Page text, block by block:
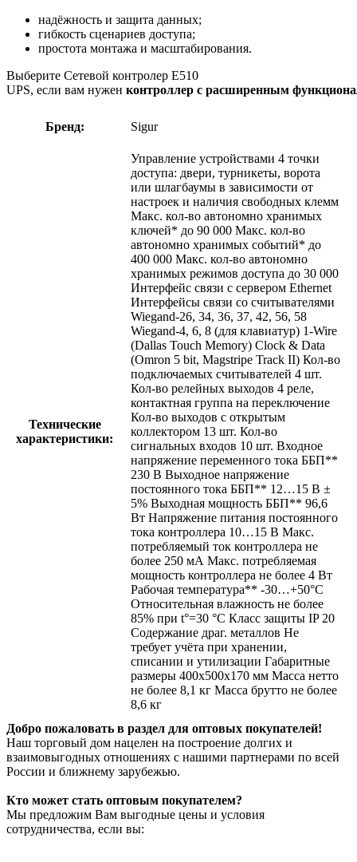
надёжность и защита данных;
гибкость сценариев доступа;
простота монтажа и масштабирования.
Выберите Сетевой контролер E510
UPS, если вам нужен контроллер с расширенным
Бренд: Sigur
Технические
характеристики:
Управление устройствами 4 точки
доступа: двери, турникеты, ворота
или шлагбаумы в зависимости от
настроек и наличия свободных клемм
Макс. кол-во автономно хранимых
ключей* до 90 000 Макс. кол-во
автономно хранимых событий* до
400 000 Макс. кол-во автономно
хранимых режимов доступа до 30 000
Интерфейс связи с сервером Ethernet
Интерфейсы связи со считывателями
Wiegand-26, 34, 36, 37, 42, 56, 58
Wiegand-4, 6, 8 (для клавиатур) 1-Wire
(Dallas Touch Memory) Clock & Data
(Omron 5 bit, Magstripe Track II) Кол-во
подключаемых считывателей 4 шт.
Кол-во релейных выходов 4 реле,
контактная группа на переключение
Кол-во выходов с открытым
коллектором 13 шт. Кол-во
сигнальных входов 10 шт. Входное
напряжение переменного тока ББП**
230 В Выходное напряжение
постоянного тока ББП** 12…15 В ±
5% Выходная мощность ББП** 96,6
Вт Напряжение питания постоянного
тока контроллера 10…15 В Макс.
потребляемый ток контроллера не
более 250 мА Макс. потребляемая
мощность контроллера не более 4 Вт
Рабочая температура** -30…+50°С
Относительная влажность не более
85% при t°=30 °C Класс защиты IP 20
Содержание драг. металлов Не
требует учёта при хранении,
списании и утилизации Габаритные
размеры 400х500х170 мм Масса нетто
не более 8,1 кг Масса брутто не более
8,6 кг
Добро пожаловать в раздел для оптовых покупателей!
Наш торговый дом нацелен на построение долгих и
взаимовыгодных отношениях с нашими партнерами по всей
России и ближнему зарубежью.
Кто может стать оптовым покупателем?
Мы предложим Вам выгодные цены и условия
сотрудничества, если вы: